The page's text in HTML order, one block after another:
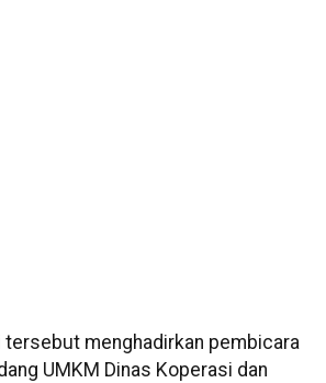
tersebut menghadirkan pembicara
UMKM Dinas Koperasi dan